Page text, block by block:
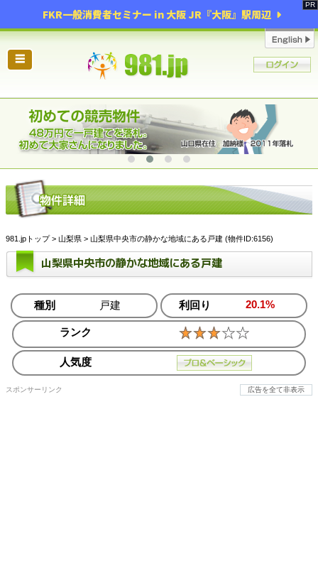
FKR一般消費者セミナー in 大阪 JR『大阪』駅周辺
☰
981.jpトップ> 山梨県 > 山梨県中央市の静かな地域にある戸建 (物件ID:6156)
山梨県中央市の静かな地域にある戸建
種別 戸建 利回り 20.1%
ランク
人気度
スポンサーリンク 広告を全て非表示